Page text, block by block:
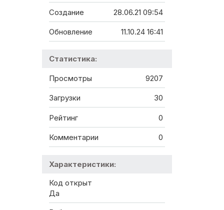
Создание 28.06.21 09:54
Обновление 11.10.24 16:41
Статистика:
Просмотры 9207
Загрузки 30
Рейтинг 0
Комментарии 0
Характеристики:
Код открыт
Да